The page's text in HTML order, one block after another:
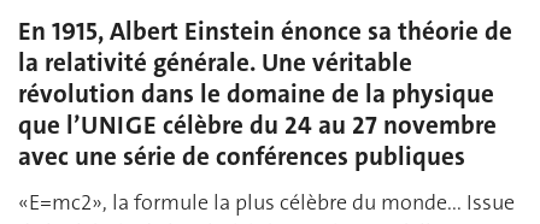
En 1915, Albert Einstein énonce sa théorie de
la relativité générale. Une véritable
révolution dans le domaine de la physique
que l’UNIGE célèbre du 24 au 27 novembre
avec une série de conférences publiques
«E=mc2», la formule la plus célèbre du monde... Issue